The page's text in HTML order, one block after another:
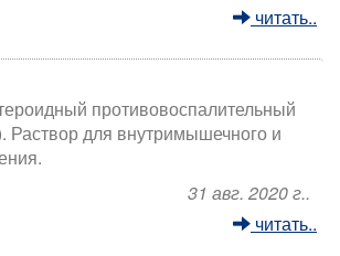
читать..
противовоспалительный
для внутримышечного и
31 авг. 2020 г..
читать..